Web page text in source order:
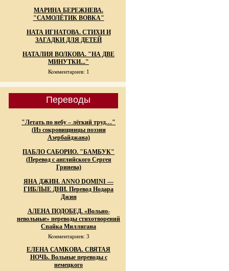
МАРИНА БЕРЕЖНЕВА.
"САМОЛЁТИК ВОВКА"
НАТА ИГНАТОВА. СТИХИ И
ЗАГАДКИ ДЛЯ ДЕТЕЙ
НАТАЛИЯ ВОЛКОВА. "НА ДВЕ
МИНУТКИ..."
Комментариев: 1
Переводы
"Летать по небу – лёгкий труд…"
(Из сокровищницы поэзии
Азербайджана)
ПАБЛО САБОРИО. "БАМБУК"
(Перевод с английского Сергея
Гринева)
ЯНА ДЖИН. ANNO DOMINI —
ГИБЛЫЕ ДНИ. Перевод Нодара
Джин
АЛЕНА ПОДОБЕД. «Вольно-
невольные» переводы стихотворений
Спайка Миллигана
Комментариев: 3
ЕЛЕНА САМКОВА. СВЯТАЯ
НОЧЬ. Вольные переводы с
немецкого